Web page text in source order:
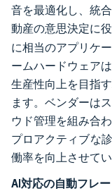
音を最適化し、統
動産の意思決定に
に相当のアプリケ
ームハードウェア
生産性向上を目指
ます。ベンダーは
ウド管理を組み合
プロアクティブな
働率を向上させてい
AI対応の自動フレ